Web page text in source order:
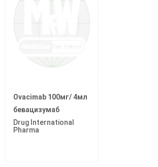
Ovacimab 100мг/ 4мл
бевацизумаб
Drug International
Pharma